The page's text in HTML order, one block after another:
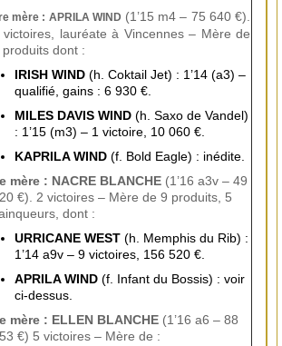
mère : APRILA WIND (1’15 m4 – 75 640 €).
victoires, lauréate à Vincennes – Mère de
produits dont :
IRISH WIND (h. Coktail Jet) : 1’14 (a3) –
qualifié, gains : 6 930 €.
MILES DAVIS WIND (h. Saxo de Vandel)
: 1’15 (m3) – 1 victoire, 10 060 €.
KAPRILA WIND (f. Bold Eagle) : inédite.
mère : NACRE BLANCHE (1’16 a3v – 49
€). 2 victoires – Mère de 9 produits, 5
dont :
URRICANE WEST (h. Memphis du Rib) :
1’14 a9v – 9 victoires, 156 520 €.
APRILA WIND (f. Infant du Bossis) : voir
ci-dessus.
mère : ELLEN BLANCHE (1’16 a6 – 88
€) 5 victoires – Mère de :